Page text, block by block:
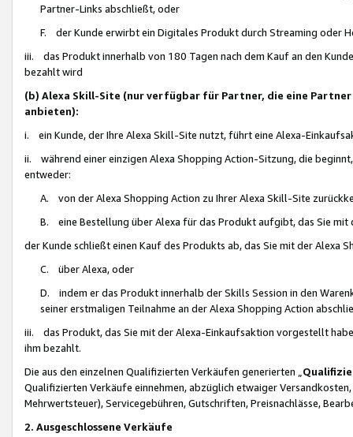
Partner-Links abschließt, oder
F. der Kunde erwirbt ein Digitales Produkt durch Streaming oder
iii. das Produkt innerhalb von 180 Tagen nach dem Kauf an den
bezahlt wird
(b) Alexa Skill-Site (nur verfügbar für Partner, die eine
anbieten):
i. ein Kunde, der Ihre Alexa Skill-Site nutzt, führt eine Alexa-
ii. während einer einzigen Alexa Shopping Action-Sitzung, die
entweder:
A. von der Alexa Shopping Action zu Ihrer Alexa Skill-Site
B. eine Bestellung über Alexa für das Produkt aufgibt, das Sie mit
der Kunde schließt einen Kauf des Produkts ab, das Sie mit der Alexa
C. über Alexa, oder
D. indem er das Produkt innerhalb der Skills Session in den
seiner erstmaligen Teilnahme an der Alexa Shopping Action
iii. das Produkt, das Sie mit der Alexa-Einkaufsaktion vorgestellt
ihm bezahlt.
Die aus den einzelnen Qualifizierten Verkäufen generierten „
Qualifizierten Verkäufe einnehmen, abzüglich etwaiger
Mehrwertsteuer), Servicegebühren, Gutschriften, Preisnachlässe,
2. Ausgeschlossene Verkäufe